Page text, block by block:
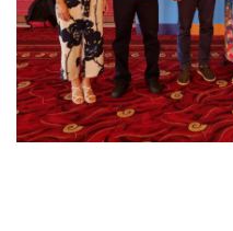
Mais Desporto
Arquivo Histórico
Educação Olímpica